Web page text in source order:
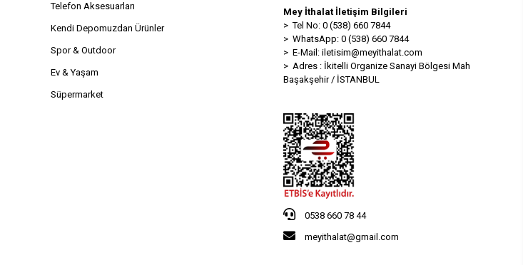
Telefon Aksesuarları
Kendi Depomuzdan Ürünler
Spor & Outdoor
Ev & Yaşam
Süpermarket
Mey İthalat İletişim Bilgileri
> Tel No: 0 (538) 660 7844
> WhatsApp: 0 (538) 660 7844
> E-Mail: iletisim@meyithalat.com
> Adres : İkitelli Organize Sanayi Bölgesi Mah
Başakşehir / İSTANBUL
0538 660 78 44
meyithalat@gmail.com